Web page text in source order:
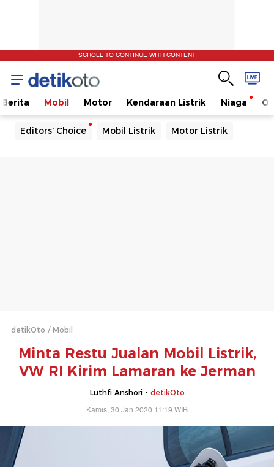
SCROLL TO CONTINUE WITH CONTENT
Berita Mobil Motor Kendaraan Listrik Niaga
Editors' Choice Mobil Listrik Motor Listrik
detikOto Mobil
Minta Restu Jualan Mobil Listrik,
VW RI Kirim Lamaran ke Jerman
Luthfi Anshori - detikOto
Kamis, 30 Jan 2020 11:19 WIB